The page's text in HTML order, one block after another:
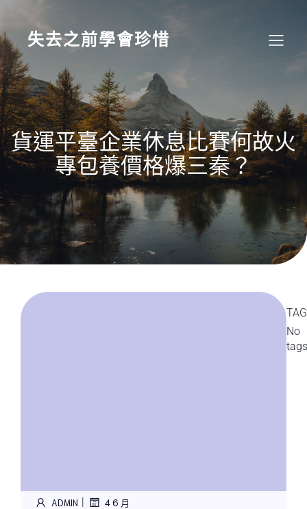
content
失去之前學會珍惜
貨運平臺企業休息比賽何故火
專包養價格爆三秦？
ADMIN | 4 6 月
No
tags